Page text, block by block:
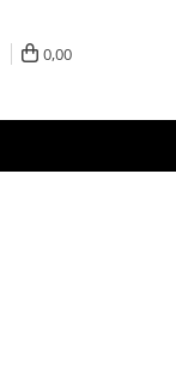
0,00